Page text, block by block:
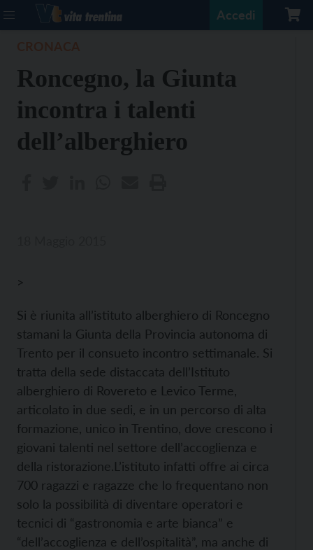
Accedi
Roncegno, la Giunta
incontra i talenti
dell’alberghiero
>
Si è riunita all’istituto alberghiero di Roncegno
stamani la Giunta della Provincia autonoma di
Trento per il consueto incontro settimanale. Si
tratta della sede distaccata dell’Istituto
alberghiero di Rovereto e Levico Terme,
articolato in due sedi, e in un percorso di alta
formazione, unico in Trentino, dove crescono i
giovani talenti nel settore dell’accoglienza e
della ristorazione.L’istituto infatti offre ai circa
700 ragazzi e ragazze che lo frequentano non
solo la possibilità di diventare operatori e
tecnici di “gastronomia e arte bianca” e
“dell’accoglienza e dell’ospitalità”, ma anche di